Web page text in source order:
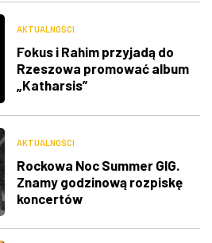
AKTUALNOŚCI
Fokus i Rahim przyjadą do
Rzeszowa promować album
„Katharsis”
AKTUALNOŚCI
Rockowa Noc Summer GIG.
Znamy godzinową rozpiskę
koncertów